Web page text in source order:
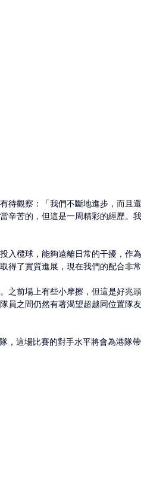
待觀察：「我們不斷地進步，而且
辛苦的，但這是一周精彩的經歷。
入欖球，能夠遠離日常的干擾，作
得了實質進展，現在我們的配合非常
之前場上有些小摩擦，但這是好兆
員之間仍然有著渴望超越同位置隊
這場比賽的對手水平將會為港隊帶